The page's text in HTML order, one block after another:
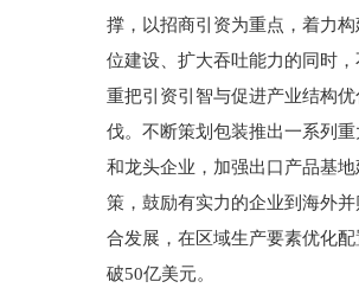
撑，以招商引资为重点，着力
位建设、扩大吞吐能力的同时
重把引资引智与促进产业结构
伐。不断策划包装推出一系列
和龙头企业，加强出口产品基
策，鼓励有实力的企业到海外
合发展，在区域生产要素优化
破50亿美元。